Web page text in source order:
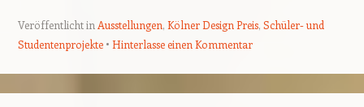
Veröffentlicht inAusstellungen, Kölner Design Preis, Schüler- und
Studentenprojekte
Hinterlasse einen Kommentar